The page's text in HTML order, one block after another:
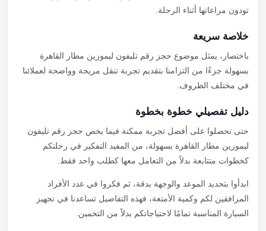
تودون مراعاتها أثناء الرحلة.
خلاصة سريعة
باختصار، يمثل موضوع حجز رقم تليفون ليموزين مطار القاهرة
بسهولة جزءًا من التزامنا بتقديم تجربة تنقل مريحة وواضحة لعملائنا
في مختلف الظروف.
دليل تفصيلي خطوة بخطوة
حتى تحصلوا على أفضل تجربة ممكنة فيما يخص حجز رقم تليفون
ليموزين مطار القاهرة بسهولة، من المفيد التفكير في رحلتكم
كخطوات متتابعة بدلاً من التعامل معها كطلب واحد فقط.
ابدأوا بتحديد الموعد والوجهة بدقة، ثم فكروا في عدد الأفراد
المرافقين لكم وكمية الأمتعة، فهذه التفاصيل تساعدنا في تجهيز
السيارة المناسبة تمامًا لاحتياجاتكم بدلاً من التخمين.